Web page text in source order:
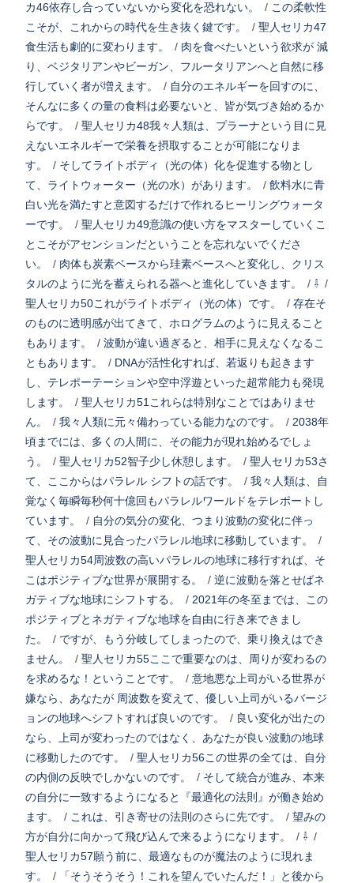
カ46依存し合っていないから変化を恐れない。
/ この柔軟性
こそが、これからの時代を生き抜く鍵です。
/ 聖人セリカ47
食生活も劇的に変わります。
/ 肉を食べたいという欲求が 減
り、ベジタリアンやビーガン、フルータリアンへと自然に移
行していく者が増えます。
/ 自分のエネルギーを回すのに、
そんなに多くの量の食料は必要ないと、皆が気づき始めるか
らです。
/ 聖人セリカ48我々人類は、プラーナという目に見
えないエネルギーで栄養を摂取することが可能になりま
す。
/ そしてライトボディ（光の体）化を促進する物とし
て、ライトウォーター（光の水）があります。
/ 飲料水に青
白い光を満たすと意図するだけで作れるヒーリングウォータ
ーです。
/ 聖人セリカ49意識の使い方をマスターしていくこ
とこそがアセンションだということを忘れないでくださ
い。
/ 肉体も炭素ベースから珪素ベースへと変化し、クリス
タルのように光を蓄えられる器へと進化していきます。
/ ⇩ /
聖人セリカ50これがライトボディ（光の体）です。
/ 存在そ
のものに透明感が出てきて、ホログラムのように見えること
もあります。
/ 波動が違い過ぎると、相手に見えなくなるこ
ともあります。
/ DNAが活性化すれば、若返りも起きます
し、テレポーテーションや空中浮遊といった超常能力も発現
します。
/ 聖人セリカ51これらは特別なことではありませ
ん。
/ 我々人類に元々備わっている能力なのです。 / 2038年
頃までには、多くの人間に、その能力が現れ始めるでしょ
う。
/ 聖人セリカ52智子少し休憩します。 / 聖人セリカ53さ
て、ここからはパラレル シフトの話です。
/ 我々人類は、自
覚なく毎瞬毎秒何十億回もパラレルワールドをテレポートし
ています。
/ 自分の気分の変化、つまり波動の変化に伴っ
て、その波動に見合ったパラレル地球に移動しています。
/
聖人セリカ54周波数の高いパラレルの地球に移行すれば、そ
こはポジティブな世界が展開する。
/ 逆に波動を落とせばネ
ガティブな地球にシフトする。
/ 2021年の冬至までは、この
ポジティブとネガティブな地球を自由に行き来できまし
た。
/ ですが、もう分岐してしまったので、乗り換えはでき
ません。
/ 聖人セリカ55ここで重要なのは、周りが変わるの
を求めるな！ということです。
/ 意地悪な上司がいる世界が
嫌なら、あなたが 周波数を変えて、優しい上司がいるバージ
ョンの地球へシフトすれば良いのです。
/ 良い変化が出たの
なら、上司が変わったのではなく、あなたが良い波動の地球
に移動したのです。
/ 聖人セリカ56この世界の全ては、自分
の内側の反映でしかないのです。
/ そして統合が進み、本来
の自分に一致するようになると『最適化の法則』が働き始め
ます。
/ これは、引き寄せの法則のさらに先です。 / 望みの
方が自分に向かって飛び込んで来るようになります。
/ ⇩ /
聖人セリカ57願う前に、最適なものが魔法のように現れま
す。
/ 「そうそうそう！これを望んでいたんだ！」と後から